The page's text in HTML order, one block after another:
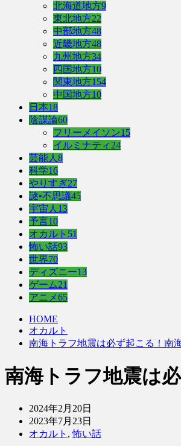
北海道地方9
東北地方22
中部地方48
近畿地方48
九州地方34
四国地方10
関東地方154
中国地方10
日本18
陰謀論60
フリーメイソン15
イルミナティ 24
芸能人 8
科学16
やりすぎ27
謎•不思議45
宇宙人 13
予言10
オカルト 51
怖い話93
世界70
ディズニー13
ゲーム21
アニメ65
HOME
オカルト
南海トラフ地震は必ず起こる！南
南海トラフ地震は
2024年2月20日
2023年7月23日
オカルト ,怖い話